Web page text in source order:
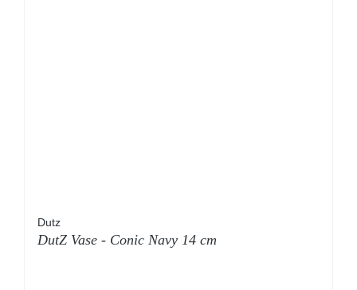
Dutz
DutZ Vase - Conic Navy 14 cm